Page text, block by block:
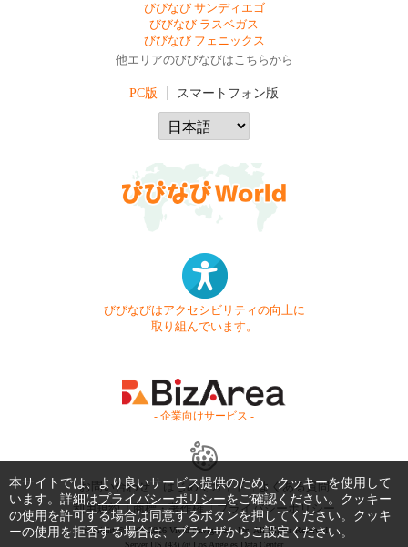
びびなび サンディエゴ
びびなび ラスベガス
びびなび フェニックス
他エリアのびびなびはこちらから
PC版 スマートフォン版
びびなびはアクセシビリティの向上に
取り組んでいます。
- 企業向けサービス -
お問い合わせ はじめてガイド
よくある質問
利用規約
商標・著作権 プライバシーポリシー
Copyright © 1999-2026 Vivid Navigation, Inc. All Rights Reserved.
Server US (43) @ Los Angeles Data Center
本サイトでは、より良いサービス提供のため、クッキーを使用して
います。詳細はプライバシーポリシーをご確認ください。クッキー
の使用を許可する場合は同意するボタンを押してください。クッキ
ーの使用を拒否する場合は、ブラウザからご設定ください。